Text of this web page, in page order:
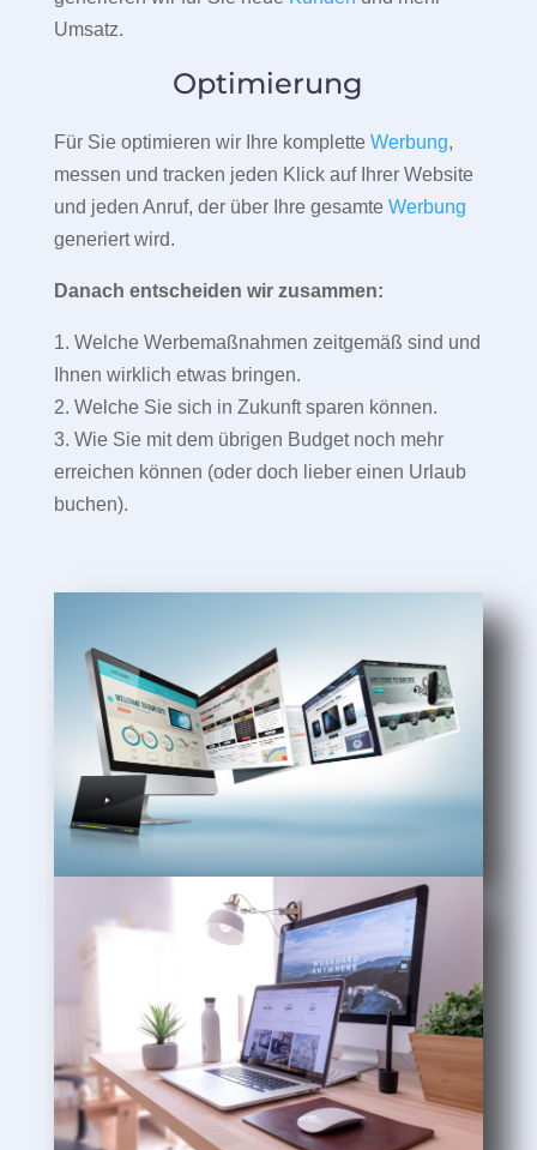
Umsatz.
Optimierung
Für Sie optimieren wir Ihre komplette Werbung,
messen und tracken jeden Klick auf Ihrer Website
und jeden Anruf, der über Ihre gesamte Werbung
generiert wird.
Danach entscheiden wir zusammen:
1. Welche Werbemaßnahmen zeitgemäß sind und
Ihnen wirklich etwas bringen.
2. Welche Sie sich in Zukunft sparen können.
3. Wie Sie mit dem übrigen Budget noch mehr
erreichen können (oder doch lieber einen Urlaub
buchen).